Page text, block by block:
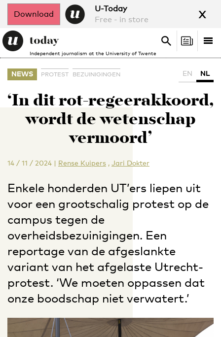
Download
U-Today
Free - in store
x
Independent journalism at the University of Twente
Search
Search
NEWS PROTEST BEZUINIGINGEN EN NL
‘In dit rot-regeerakkoord,
wordt de wetenschap
vermoord’
14 / 11 / 2024 | Rense Kuipers , Jari Dokter
Enkele honderden UT’ers liepen uit
voor een grootschalig protest op de
campus tegen de
overheidsbezuinigingen. Een
reportage van de afgeslankte
variant van het afgelaste Utrecht-
protest. ‘We moeten oppassen dat
onze boodschap niet verwatert.’